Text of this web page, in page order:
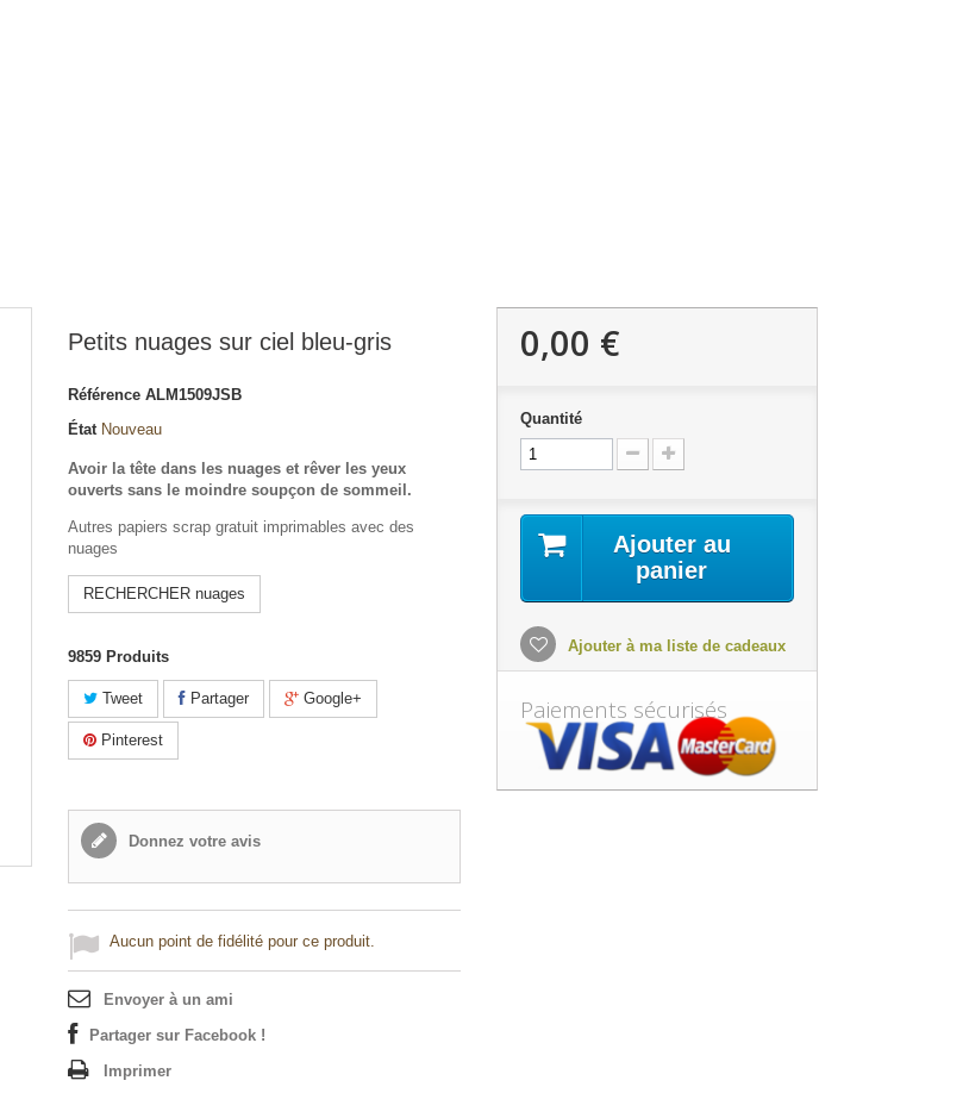
Petits nuages sur ciel bleu-gris
Référence ALM1509JSB
État Nouveau
Avoir la tête dans les nuages et rêver les yeux
ouverts sans le moindre soupçon de sommeil.
Autres papiers scrap gratuit imprimables avec des
nuages
RECHERCHER nuages
9859 Produits
Tweet Partager Google+
Pinterest
Donnez votre avis
Aucun point de fidélité pour ce produit.
Envoyer à un ami
Partager sur Facebook !
Imprimer
0,00 €
Quantité
Ajouter au
panier
Ajouter à ma liste de cadeaux
Paiements sécurisés